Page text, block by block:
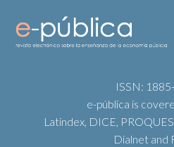
ISSN:
e-pública is
Latindex, DICE,
Dialnet and